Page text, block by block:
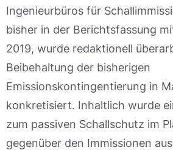
Ingenieurbüros für
bisher in der Berichtsfassung
2019, wurde redaktionell
Beibehaltung der bisherigen
Emissionskontingentierung in
konkretisiert. Inhaltlich wurde
zum passiven Schallschutz im
gegenüber den Immissionen